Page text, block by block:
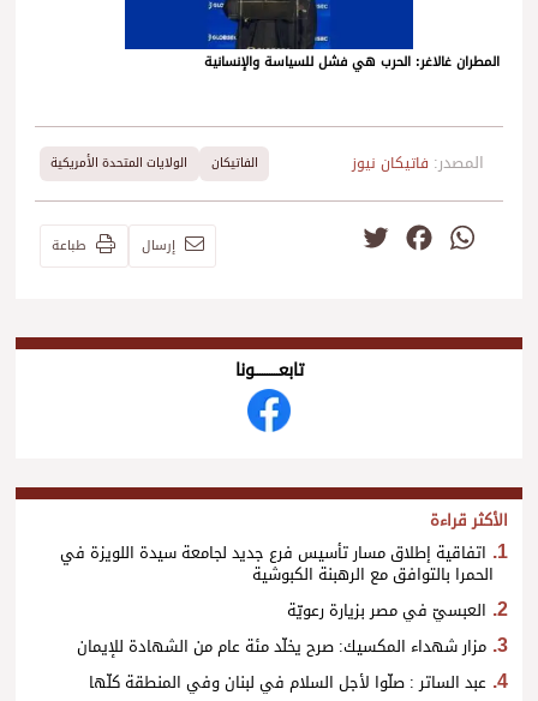
المطران غالاغر: الحرب هي فشل للسياسة والإنسانية
المصدر: فاتيكان نيوز الفاتيكان الولايات المتحدة الأمريكية
WhatsApp
Facebook إرسال طباعة
تابعــــــــــونا
الأكثر قراءة
اتفاقية إطلاق مسار تأسيس فرع جديد لجامعة سيدة اللويزة في
الحمرا بالتوافق مع الرهبنة الكبوشية
العبسيّ في مصر بزيارة رعويّة
مزار شهداء المكسيك: صرح يخلّد مئة عام من الشهادة للإيمان
عبد الساتر : صلّوا لأجل السلام في لبنان وفي المنطقة كلّها